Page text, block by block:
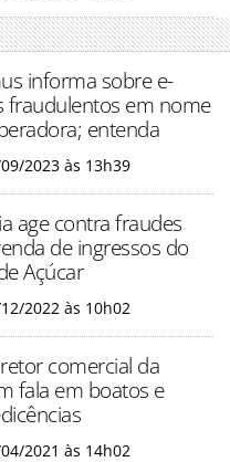
informa sobre e-
fraudulentos em nome
entenda
2023 às 13h39
age contra fraudes
de ingressos do
Açúcar
2022 às 10h02
comercial da
fala em boatos e
2021 às 14h02